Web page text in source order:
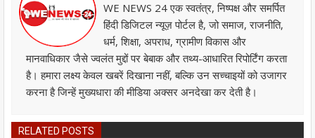
WE NEWS 24 एक स्वतंत्र, निष्पक्ष और समर्पित
हिंदी डिजिटल न्यूज़ पोर्टल है, जो समाज, राजनीति,
धर्म, शिक्षा, अपराध, ग्रामीण विकास और
मानवाधिकार जैसे ज्वलंत मुद्दों पर बेबाक और तथ्य-आधारित रिपोर्टिंग करता
है। हमारा लक्ष्य केवल खबरें दिखाना नहीं, बल्कि उन सच्चाइयों को उजागर
करना है जिन्हें मुख्यधारा की मीडिया अक्सर अनदेखा कर देती है।
RELATED POSTS